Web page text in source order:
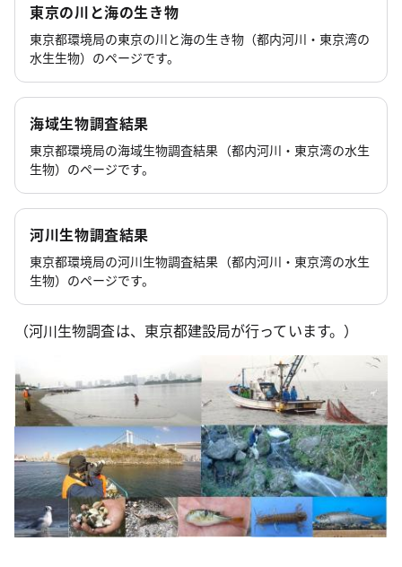
東京の川と海の生き物
東京都環境局の東京の川と海の生き物（都内河川・東京湾の
水生生物）のページです。
海域生物調査結果
東京都環境局の海域生物調査結果（都内河川・東京湾の水生
生物）のページです。
河川生物調査結果
東京都環境局の河川生物調査結果（都内河川・東京湾の水生
生物）のページです。
（河川生物調査は、東京都建設局が行っています。）